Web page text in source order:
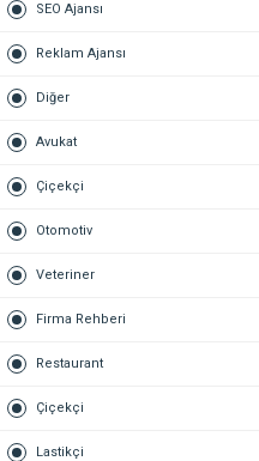
SEO Ajansı
Reklam Ajansı
Diğer
Avukat
Çiçekçi
Otomotiv
Veteriner
Firma Rehberi
Restaurant
Çiçekçi
Lastikçi